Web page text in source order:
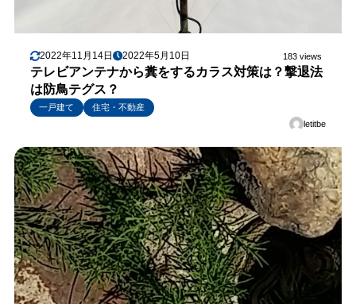
2022年11月14日 2022年5月10日 183 views
テレビアンテナから糞をするカラス対策は？撃退法
は防鳥テグス？
一戸建て
住宅・不動産
letitbe